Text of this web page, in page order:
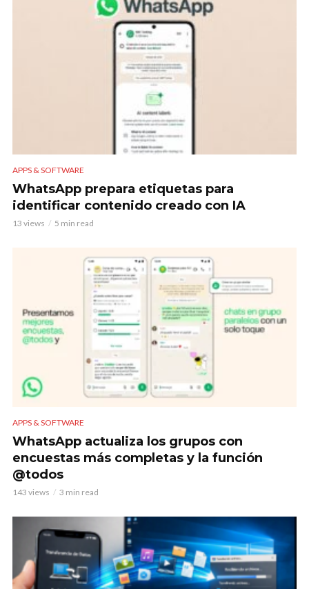
APPS & SOFTWARE
WhatsApp prepara etiquetas para
identificar contenido creado con IA
13 views 5 min read
APPS & SOFTWARE
WhatsApp actualiza los grupos con
encuestas más completas y la función
@todos
143 views 3 min read